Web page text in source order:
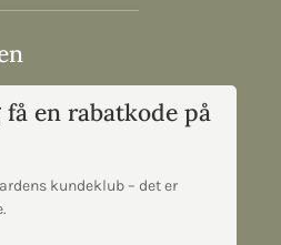
en rabatkode på
kundeklub – det er